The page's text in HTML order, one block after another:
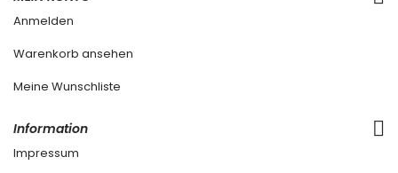
Anmelden
Warenkorb ansehen
Meine Wunschliste
Information
Impressum